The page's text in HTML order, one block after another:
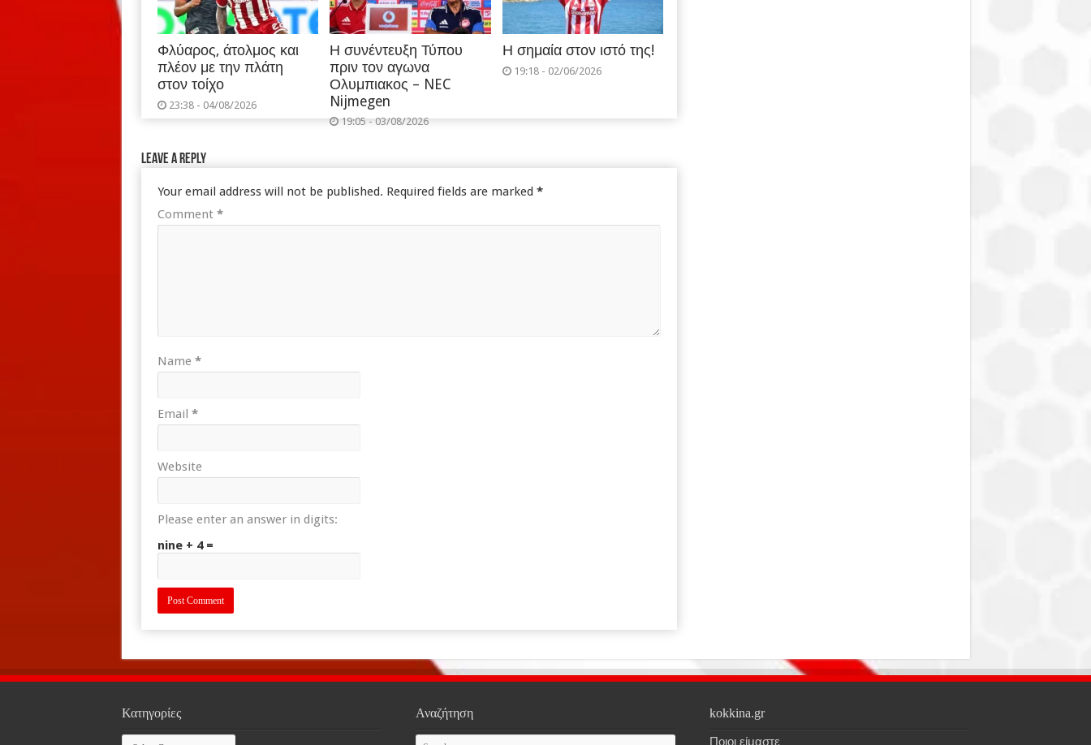
Φλύαρος, άτολμος και
πλέον με την πλάτη
στον τοίχο
23:38 - 04/08/2026
Η συνέντευξη Τύπου
πριν τον αγωνα
Ολυμπιακος – NEC
Nijmegen
19:05 - 03/08/2026
Η σημαία στον ιστό της!
19:18 - 02/06/2026
Leave a Reply
Your email address will not be published. Required fields are marked *
Comment *
Name *
Email *
Website
Please enter an answer in digits:
nine + 4 =
Κατηγορίες
Κατηγορίες
Αναζήτηση kokkina.gr
Ποιοι είμαστε